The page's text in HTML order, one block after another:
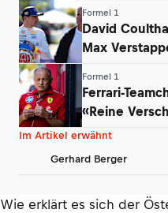
Formel 1
David
Max
Formel 1
Ferrari-
«Reine
Energie»
Im Artikel erwähnt
Gerhard Berger
Wie erklärt es sich der